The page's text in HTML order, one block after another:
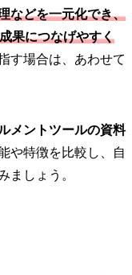
などを一元化でき、
果につなげやすく
す場合は、あわせて
メントツールの資料
や特徴を比較し、自
ましょう。